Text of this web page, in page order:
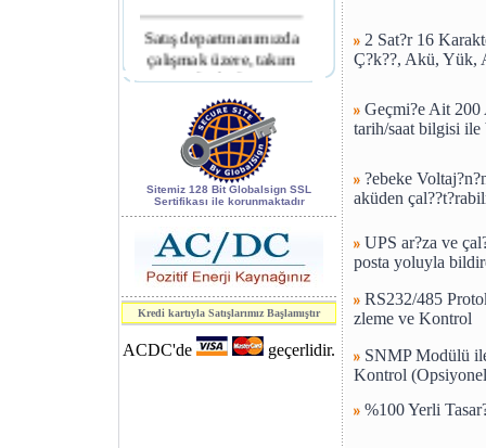
Satış departmanımızda
çalışmak üzere, takım
arkadaşları
aranmaktadır.
World of
Industry 2006
kapsamındaki 7.
Enerji, Elektrik
ve Elektronik
Teknolojileri
fuarı.
SAFETECHS3.3
SerisiKesintisiz Güç
Sitemiz 128 Bit Globalsign SSL
Sertifikası ile korunmaktadır
Kredi kartıyla Satışlarımız Başlamıştır
ACDC'de geçerlidir.
2 Sat?r 16
Ç?k??, Akü, Yük,
Geçmi?e Ait
tarih/saat bilgisi
?ebeke
aküden
UPS ar?za ve
posta yoluyla
RS232/485
zleme ve Kontrol
SNMP Modülü
Kontrol
%100 Yerli